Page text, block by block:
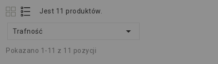
Jest 11 produktów.
Trafność 
Pokazano 1-11 z 11 pozycji